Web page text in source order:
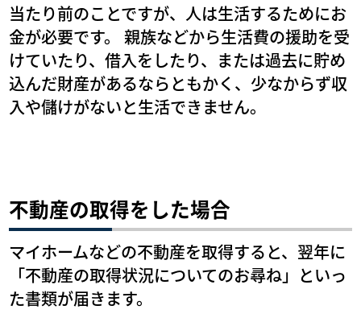
当たり前のことですが、人は生活するためにお
金が必要です。 親族などから生活費の援助を受
けていたり、借入をしたり、または過去に貯め
込んだ財産があるならともかく、少なからず収
入や儲けがないと生活できません。
不動産の取得をした場合
マイホームなどの不動産を取得すると、翌年に
「不動産の取得状況についてのお尋ね」といっ
た書類が届きます。